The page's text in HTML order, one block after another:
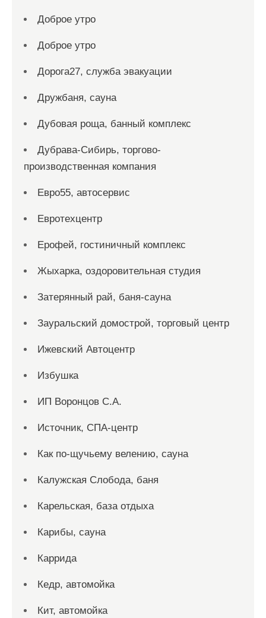
Доброе утро
Доброе утро
Дорога27, служба эвакуации
Дружбаня, сауна
Дубовая роща, банный комплекс
Дубрава-Сибирь, торгово-
производственная компания
Евро55, автосервис
Евротехцентр
Ерофей, гостиничный комплекс
Жыхарка, оздоровительная студия
Затерянный рай, баня-сауна
Зауральский домострой, торговый центр
Ижевский Автоцентр
Избушка
ИП Воронцов С.А.
Источник, СПА-центр
Как по-щучьему велению, сауна
Калужская Слобода, баня
Карельская, база отдыха
Карибы, сауна
Каррида
Кедр, автомойка
Кит, автомойка